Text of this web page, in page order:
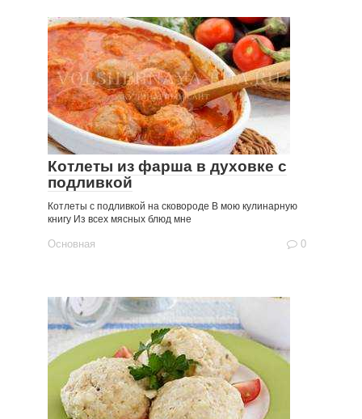
Котлеты из фарша в духовке с
подливкой
Котлеты с подливкой на сковороде В мою кулинарную
книгу Из всех мясных блюд мне
Основная 0